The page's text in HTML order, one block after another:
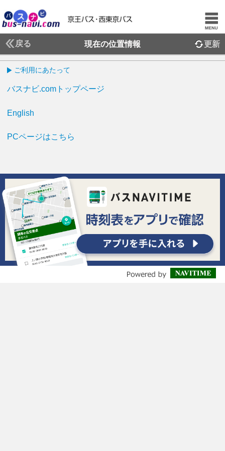
戻る 現在の位置情報 更新
ご利用にあたって
バスナビ.comトップページ
English
PCページはこちら